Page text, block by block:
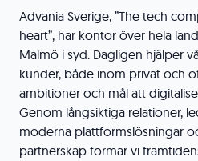
Advania Sverige, ”The tech
heart”, har kontor över hela
Malmö i syd. Dagligen hjälper
kunder, både inom privat och
ambitioner och mål att
Genom långsiktiga relationer,
moderna plattformslösningar
partnerskap formar vi